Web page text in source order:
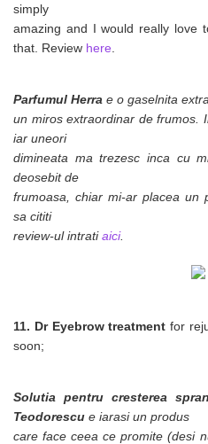
simply
amazing and I would really love
that. Review here
Parfumul Herra e o gaselnita
un miros extraordinar de frumos.
iar uneori
dimineata ma trezesc inca cu
deosebit de
frumoasa, chiar mi-ar placea un
sa cititi
review-ul intratiaici.
11. Dr Eyebrow treatment for
soon;
Solutia pentru cresterea
Teodorescu e iarasi un produs
care face ceea ce promite (desi